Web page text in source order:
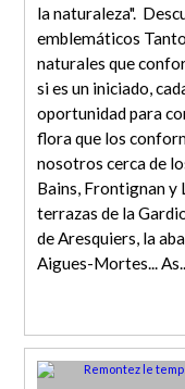
la naturaleza".
emblemáticos
naturales que
si es un iniciado,
oportunidad para
flora que los
nosotros cerca de
Bains, Frontignan y
terrazas de la
de Aresquiers, la
Aigues-Mortes...